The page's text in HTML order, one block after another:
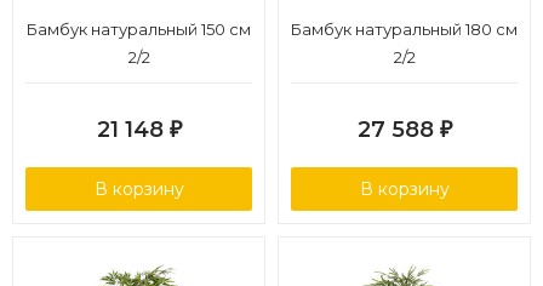
Бамбук натуральный 150 см
2/2
21 148 ₽
В корзину
Бамбук натуральный 180 см
2/2
27 588 ₽
В корзину